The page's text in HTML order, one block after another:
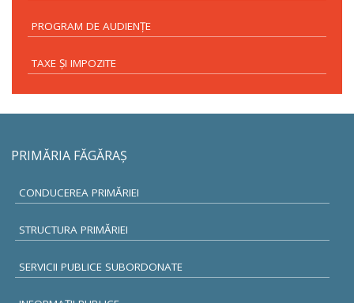
PROGRAM DE AUDIENŢE
TAXE ŞI IMPOZITE
PRIMĂRIA FĂGĂRAŞ
CONDUCEREA PRIMĂRIEI
STRUCTURA PRIMĂRIEI
SERVICII PUBLICE SUBORDONATE